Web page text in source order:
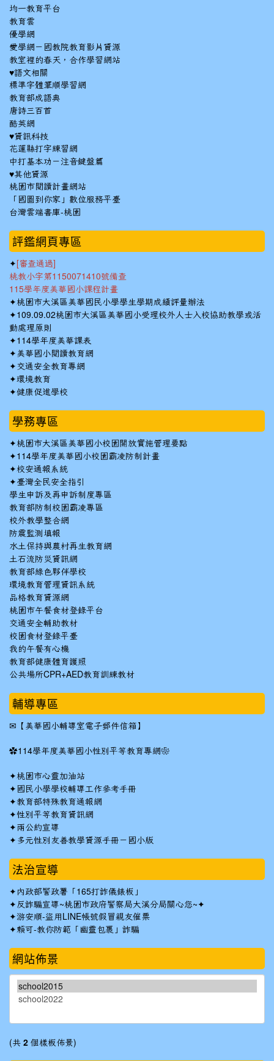
均一教育平台
教育雲
優學網
愛學網－國教院教育影片資源
教室裡的春天，合作學習網站
♥語文相關
標準字體筆順學習網
教育部成語典
唐詩三百首
酷英網
♥資訊科技
花蓮縣打字練習網
中打基本功－注音鍵盤篇
♥其他資源
桃園市閱讀計畫網站
「國圖到你家」數位服務平臺
台灣雲端書庫-桃園
::: 評鑑網頁專區
✦ [審查通過]
桃教小字第1150071410號備查
115學年度美華國小課程計畫
✦桃園市大溪區美華國民小學學生學期成績評量辦法
✦109.09.02桃園市大溪區美華國小受理校外人士入校協助教學或活
動處理原則
✦114學年度美華課表
✦美華國小閱讀教育網
✦ 交通安全教育專網
✦環境教育
✦健康促進學校
學務專區
✦桃園市大溪區美華國小校園開放實施管理要點
✦114學年度美華國小校園霸凌防制計畫
✦校安通報系統
✦臺灣全民安全指引
學生申訴及再申訴制度專區
教育部防制校園霸凌專區
校外教學整合網
防震監測填報
水土保持與農村再生教育網
土石流防災資訊網
教育部綠色夥伴學校
環境教育管理資訊系統
品格教育資源網
桃園市午餐食材登錄平台
交通安全輔助教材
校園食材登錄平臺
我的午餐有心機
教育部健康體育護照
公共場所CPR+AED教育訓練教材
輔導專區
✉ 【美華國小輔導室電子郵件信箱】
✿114學年度美華國小性別平等教育專網❀
✦桃園市心靈加油站
✦ 國民小學學校輔導工作參考手冊
✦教育部特殊教育通報網
✦性別平等教育資訊網
✦兩公約宣導
✦ 多元性別友善教學資源手冊－國小版
法治宣導
✦ 內政部警政署「165打詐儀錶板」
✦反詐騙宣導~桃園市政府警察局大溪分局關心您~✦
✦游安順-盜用LINE帳號假冒親友催票
✦賴可-教你防範「幽靈包裹」詐騙
網站佈景
(共 2 個樣板佈景)